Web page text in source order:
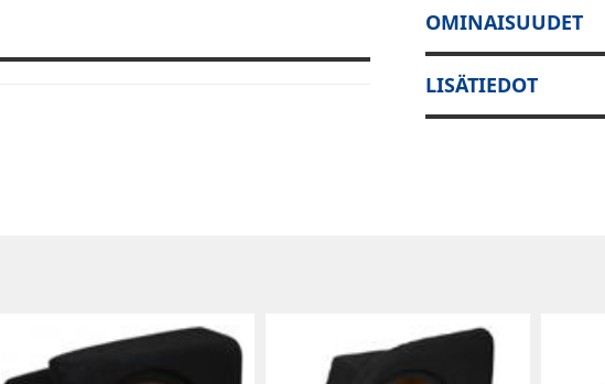
OMINAISUUDET
LISÄTIEDOT